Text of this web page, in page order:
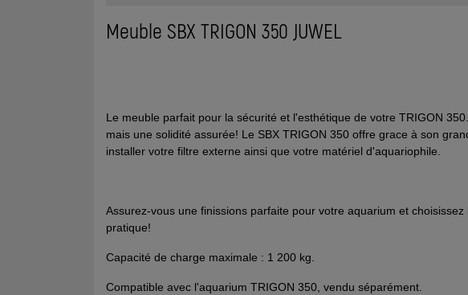
Meuble SBX TRIGON 350 JUWEL
Le meuble parfait pour la sécurité et l'esthétique de votre TRIGON
mais une solidité assurée! Le SBX TRIGON 350 offre grace à son
installer votre filtre externe ainsi que votre matériel d'aquariophile.
Assurez-vous une finissions parfaite pour votre aquarium et
pratique!
Capacité de charge maximale : 1 200 kg.
Compatible avec l'aquarium TRIGON 350, vendu séparément.